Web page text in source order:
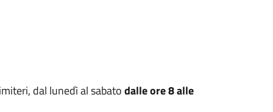
dal lunedì al sabatodalle ore 8 alle